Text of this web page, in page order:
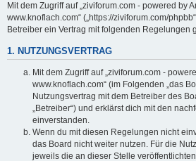
Mit dem Zugriff auf „ziviforum.com - powered by
www.knoflach.com“ („https://ziviforum.com/
Betreiber ein Vertrag mit folgenden Regelungen
1. NUTZUNGSVERTRAG
Mit dem Zugriff auf „ziviforum.com -
www.knoflach.com“ (im Folgenden „das
Nutzungsvertrag mit dem Betreiber des
„Betreiber“) und erklärst dich mit den
einverstanden.
Wenn du mit diesen Regelungen nicht
das Board nicht weiter nutzen. Für die
jeweils die an dieser Stelle